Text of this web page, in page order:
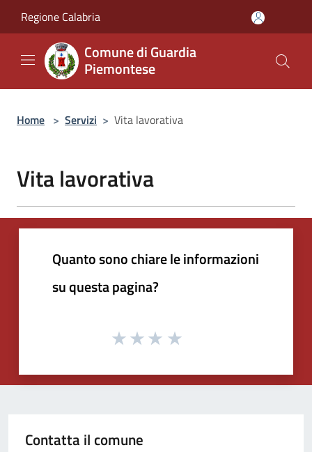
Regione Calabria
Comune di Guardia
Piemontese
Home > Servizi > Vita lavorativa
Vita lavorativa
Quanto sono chiare le informazioni
su questa pagina?
Contatta il comune